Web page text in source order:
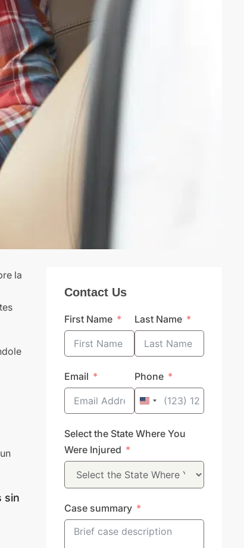
la
sin
Contact Us
First Name Last Name
Email Phone
United
+1
Select the State Where You
Were Injured
Case summary